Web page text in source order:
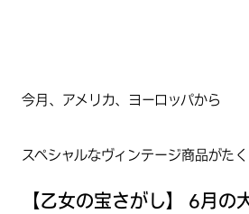
今月、アメリカ、ヨーロッパから
スペシャルなヴィンテージ商品がた
【乙女の宝さがし】 6月の